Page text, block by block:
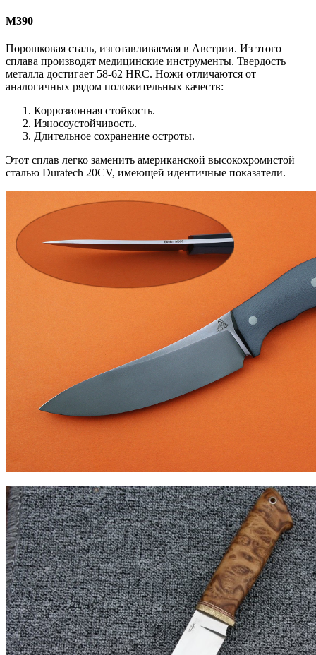
М390
Порошковая сталь, изготавливаемая в Австрии. Из этого
сплава производят медицинские инструменты. Твердость
металла достигает 58-62 HRC. Ножи отличаются от
аналогичных рядом положительных качеств:
Коррозионная стойкость.
Износоустойчивость.
Длительное сохранение остроты.
Этот сплав легко заменить американской высокохромистой
сталью Duratech 20CV, имеющей идентичные показатели.